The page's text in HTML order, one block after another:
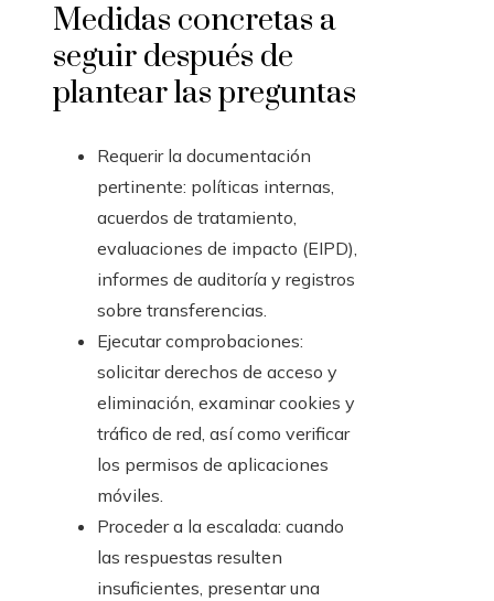
Medidas concretas a
seguir después de
plantear las preguntas
Requerir la documentación
pertinente: políticas internas,
acuerdos de tratamiento,
evaluaciones de impacto (EIPD),
informes de auditoría y registros
sobre transferencias.
Ejecutar comprobaciones:
solicitar derechos de acceso y
eliminación, examinar cookies y
tráfico de red, así como verificar
los permisos de aplicaciones
móviles.
Proceder a la escalada: cuando
las respuestas resulten
insuficientes, presentar una